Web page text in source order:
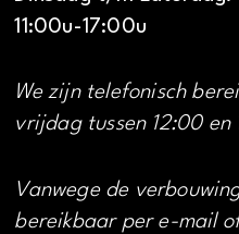
11:00u-17:00u
We zijn telefonisch
vrijdag tussen 12:00 en
Vanwege de
bereikbaar per e-mail